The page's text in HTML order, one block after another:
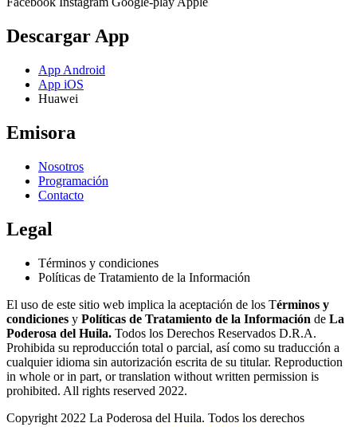
Descargar App
App Android
App iOS
Huawei
Emisora
Nosotros
Programación
Contacto
Legal
Términos y condiciones
Políticas de Tratamiento de la Información
El uso de este sitio web implica la aceptación de los Términos y
condiciones y Políticas de Tratamiento de la Información de La
Poderosa del Huila. Todos los Derechos Reservados D.R.A.
Prohibida su reproducción total o parcial, así como su traducción a
cualquier idioma sin autorización escrita de su titular. Reproduction
in whole or in part, or translation without written permission is
prohibited. All rights reserved 2022.
Copyright 2022 La Poderosa del Huila. Todos los derechos